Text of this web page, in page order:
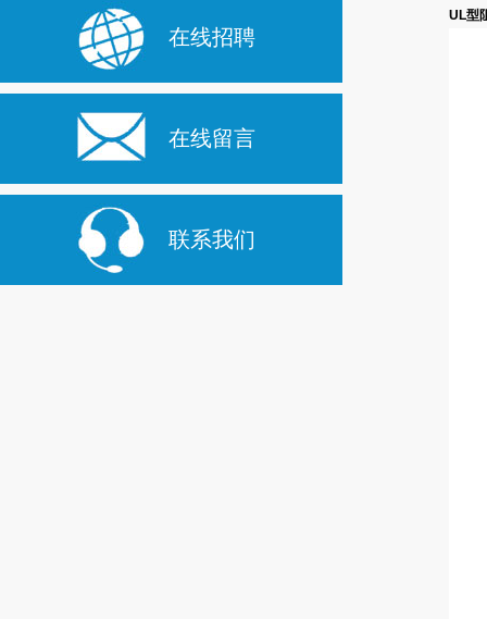
在线招聘
在线留言
联系我们
UL型